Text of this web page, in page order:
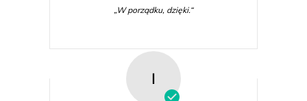
„W porządku, dzięki.“
I